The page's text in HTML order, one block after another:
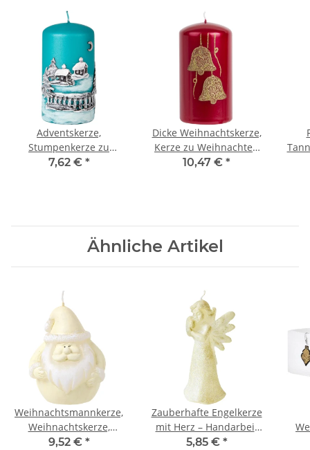
Adventskerze,
Stumpenkerze zu
Weihnachten in Türkis
7,62 € *
Dicke Weihnachtskerze,
Kerze zu Weihnachten
mit Glocken aus Wachs
10,47 € *
Ähnliche Artikel
Weihnachtsmannkerze,
Weihnachtskerze,
Kranzkerze als
9,52 € *
Zauberhafte Engelkerze
mit Herz – Handarbeit
für dein Fest
5,85 € *